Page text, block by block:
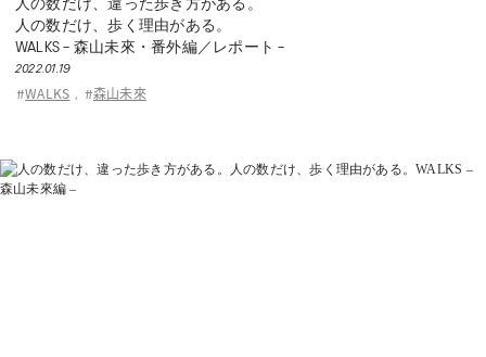
人の数だけ、違った歩き方がある。
人の数だけ、歩く理由がある。
WALKS – 森山未來・番外編／レポート –
2022.01.19
#WALKS , #森山未來